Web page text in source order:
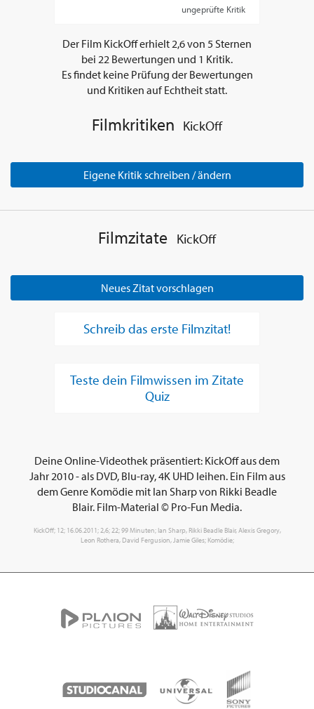
ungeprüfte Kritik
Der Film KickOfferhielt2,6von 5Sternen
bei 22 Bewertungen und 1 Kritik.
Es findet keine Prüfung der Bewertungen
und Kritiken auf Echtheit statt.
Filmkritiken KickOff
Eigene Kritik schreiben / ändern
Filmzitate KickOff
Neues Zitat vorschlagen
Schreib das erste Filmzitat!
Teste dein Filmwissen im Zitate
Quiz
Deine Online-Videothek präsentiert: KickOff aus dem
Jahr 2010 - als DVD, Blu-ray, 4K UHD leihen. Ein Film aus
dem Genre Komödie mit Ian Sharp von Rikki Beadle
Blair. Film-Material © Pro-Fun Media.
KickOff; 12; 16.06.2011; 2,6; 22; 99 Minuten; Ian Sharp, Rikki Beadle Blair, Alexis Gregory,
Leon Rothera, David Fergusion, Jamie Giles; Komödie;